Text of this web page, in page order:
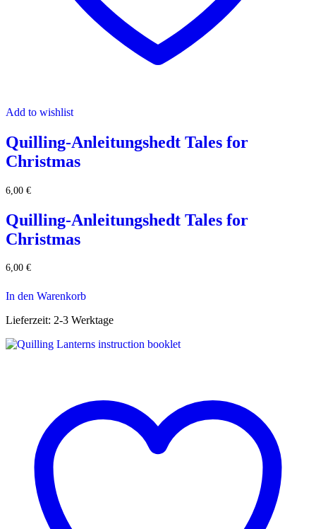
Add to wishlist
Quilling-Anleitungshedt Tales for
Christmas
6,00 €
Quilling-Anleitungshedt Tales for
Christmas
6,00 €
In den Warenkorb
Lieferzeit: 2-3 Werktage